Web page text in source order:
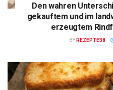
Den wahren
gekauftem und im
erzeugtem
BY REZEPTE38